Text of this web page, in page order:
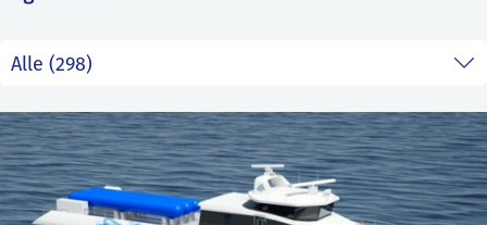
PRESSE ENGLISH